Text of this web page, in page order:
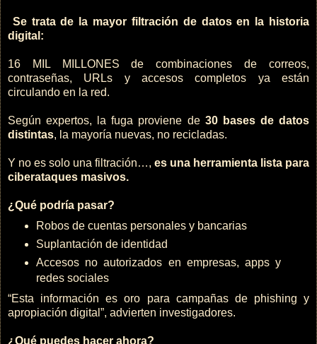
Se trata de la mayor filtración de datos en la historia
digital:
16 MIL MILLONES de combinaciones de correos,
contraseñas, URLs y accesos completos ya están
circulando en la red.
Según expertos, la fuga proviene de 30 bases de datos
distintas, la mayoría nuevas, no recicladas.
Y no es solo una filtración…, es una herramienta lista para
ciberataques masivos.
¿Qué podría pasar?
Robos de cuentas personales y bancarias
Suplantación de identidad
Accesos no autorizados en empresas, apps y
redes sociales
“Esta información es oro para campañas de phishing y
apropiación digital”, advierten investigadores.
¿Qué puedes hacer ahora?